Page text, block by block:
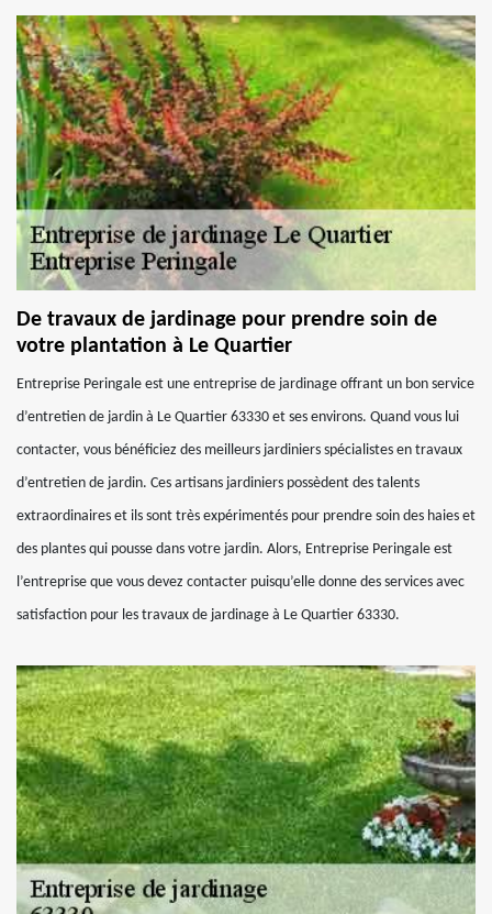
De travaux de jardinage pour prendre soin de
votre plantation à Le Quartier
Entreprise Peringale est une entreprise de jardinage offrant un bon service
d’entretien de jardin à Le Quartier 63330 et ses environs. Quand vous lui
contacter, vous bénéficiez des meilleurs jardiniers spécialistes en travaux
d’entretien de jardin. Ces artisans jardiniers possèdent des talents
extraordinaires et ils sont très expérimentés pour prendre soin des haies et
des plantes qui pousse dans votre jardin. Alors, Entreprise Peringale est
l’entreprise que vous devez contacter puisqu’elle donne des services avec
satisfaction pour les travaux de jardinage à Le Quartier 63330.